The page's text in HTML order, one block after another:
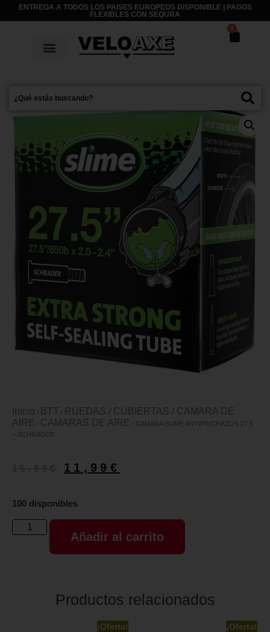
ENTREGA A TODOS LOS PAISES EUROPEOS DISPONIBLE | PAGOS
FLEXIBLES CON SEQURA
0
Inicio BTT
RUEDAS / CUBIERTAS / CAMARA DE
AIRE
CAMARAS DE AIRE
/ CAMARA SLIME ANTIPINCHAZOS 27,5
– SCHRADER
11,99 €
100 disponibles
Añadir al carrito
Productos relacionados
¡Oferta! ¡Oferta!